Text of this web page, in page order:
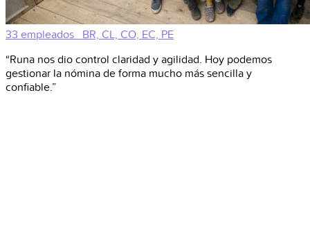
33 empleados
BR, CL, CO, EC, PE
“Runa nos dio control claridad y agilidad. Hoy podemos
gestionar la nómina de forma mucho más sencilla y
confiable.”